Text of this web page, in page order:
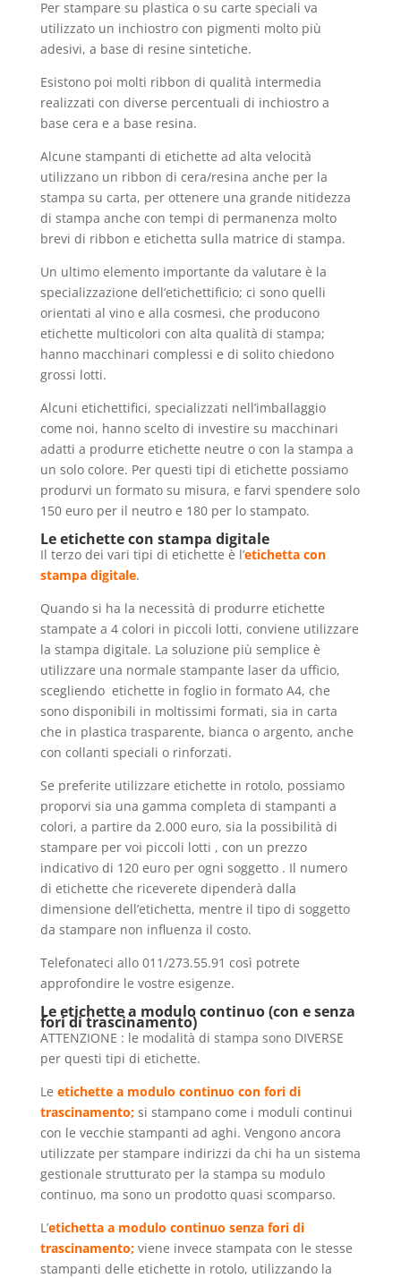
Per stampare su plastica o su carte speciali va
utilizzato un inchiostro con pigmenti molto più
adesivi, a base di resine sintetiche.
Esistono poi molti ribbon di qualità intermedia
realizzati con diverse percentuali di inchiostro a
base cera e a base resina.
Alcune stampanti di etichette ad alta velocità
utilizzano un ribbon di cera/resina anche per la
stampa su carta, per ottenere una grande nitidezza
di stampa anche con tempi di permanenza molto
brevi di ribbon e etichetta sulla matrice di stampa.
Un ultimo elemento importante da valutare è la
specializzazione dell’etichettificio; ci sono quelli
orientati al vino e alla cosmesi, che producono
etichette multicolori con alta qualità di stampa;
hanno macchinari complessi e di solito chiedono
grossi lotti.
Alcuni etichettifici, specializzati nell’imballaggio
come noi, hanno scelto di investire su macchinari
adatti a produrre etichette neutre o con la stampa a
un solo colore. Per questi tipi di etichette possiamo
produrvi un formato su misura, e farvi spendere solo
150 euro per il neutro e 180 per lo stampato.
Le etichette con stampa digitale
Il terzo dei vari tipi di etichette è l’etichetta con
stampa digitale.
Quando si ha la necessità di produrre etichette
stampate a 4 colori in piccoli lotti, conviene utilizzare
la stampa digitale. La soluzione più semplice è
utilizzare una normale stampante laser da ufficio,
scegliendo etichette in foglio in formato A4, che
sono disponibili in moltissimi formati, sia in carta
che in plastica trasparente, bianca o argento, anche
con collanti speciali o rinforzati.
Se preferite utilizzare etichette in rotolo, possiamo
proporvi sia una gamma completa di stampanti a
colori, a partire da 2.000 euro, sia la possibilità di
stampare per voi piccoli lotti , con un prezzo
indicativo di 120 euro per ogni soggetto . Il numero
di etichette che riceverete dipenderà dalla
dimensione dell’etichetta, mentre il tipo di soggetto
da stampare non influenza il costo.
Telefonateci allo 011/273.55.91 così potrete
approfondire le vostre esigenze.
Le etichette a modulo continuo (con e senza
fori di trascinamento)
ATTENZIONE : le modalità di stampa sono DIVERSE
per questi tipi di etichette.
Le etichette a modulo continuo con fori di
trascinamento;si stampano come i moduli continui
con le vecchie stampanti ad aghi. Vengono ancora
utilizzate per stampare indirizzi da chi ha un sistema
gestionale strutturato per la stampa su modulo
continuo, ma sono un prodotto quasi scomparso.
L’etichetta a modulo continuo senza fori di
trascinamento;viene invece stampata con le stesse
stampanti delle etichette in rotolo, utilizzando la